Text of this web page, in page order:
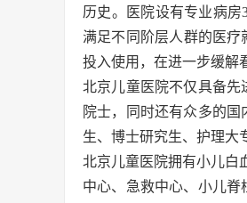
历史。医院设有专业病房
满足不同阶层人群的医疗
投入使用，在进一步缓解
北京儿童医院不仅具备先
院士，同时还有众多的
生、博士研究生、护理大
北京儿童医院拥有小儿白
中心、急救中心、小儿